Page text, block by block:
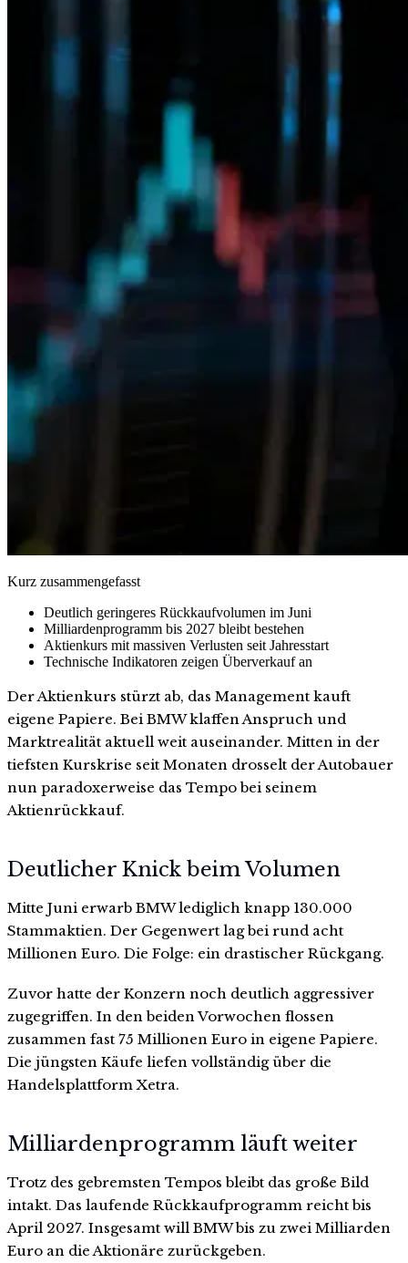
Kurz zusammengefasst
Deutlich geringeres Rückkaufvolumen im Juni
Milliardenprogramm bis 2027 bleibt bestehen
Aktienkurs mit massiven Verlusten seit Jahresstart
Technische Indikatoren zeigen Überverkauf an
Der Aktienkurs stürzt ab, das Management kauft
eigene Papiere. Bei BMW klaffen Anspruch und
Marktrealität aktuell weit auseinander. Mitten in der
tiefsten Kurskrise seit Monaten drosselt der Autobauer
nun paradoxerweise das Tempo bei seinem
Aktienrückkauf.
Deutlicher Knick beim Volumen
Mitte Juni erwarb BMW lediglich knapp 130.000
Stammaktien. Der Gegenwert lag bei rund acht
Millionen Euro. Die Folge: ein drastischer Rückgang.
Zuvor hatte der Konzern noch deutlich aggressiver
zugegriffen. In den beiden Vorwochen flossen
zusammen fast 75 Millionen Euro in eigene Papiere.
Die jüngsten Käufe liefen vollständig über die
Handelsplattform Xetra.
Milliardenprogramm läuft weiter
Trotz des gebremsten Tempos bleibt das große Bild
intakt. Das laufende Rückkaufprogramm reicht bis
April 2027. Insgesamt will BMW bis zu zwei Milliarden
Euro an die Aktionäre zurückgeben.